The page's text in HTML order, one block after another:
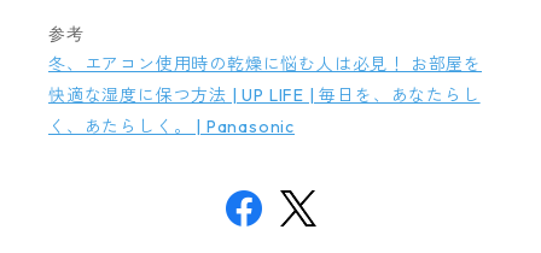
参考
冬、エアコン使用時の乾燥に悩む人は必見！ お部屋を
快適な湿度に保つ方法 | UP LIFE | 毎日を、あなたらし
く、あたらしく。 | Panasonic